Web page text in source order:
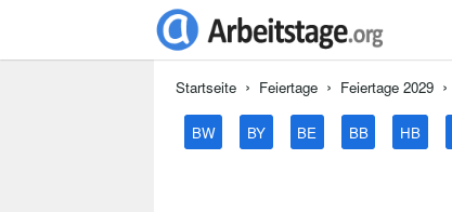
Startseite Feiertage Feiertage 2029
BW BY BE BB HB